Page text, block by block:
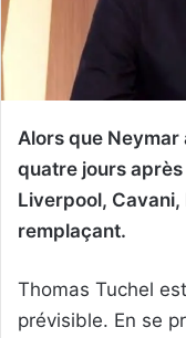
Alors que
quatre jours
Liverpool, Cavani,
remplaçant.
Thomas Tuchel
prévisible. En se